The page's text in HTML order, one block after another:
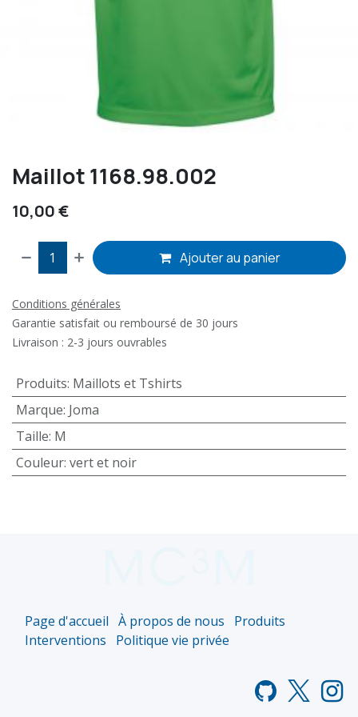
Maillot 1168.98.002
10,00€
Ajouter au panier
Conditions générales
Garantie satisfait ou remboursé de 30 jours
Livraison : 2-3 jours ouvrables
Produits: Maillots et Tshirts
Marque: Joma
Taille: M
Couleur: vert et noir
Page d'accueil À propos de nous
Produits
Interventions
Politique vie privée